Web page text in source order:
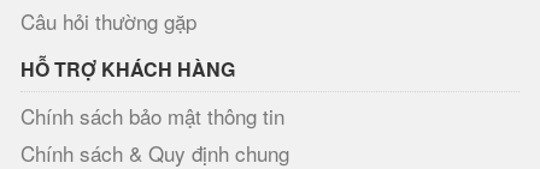
Câu hỏi thường gặp
HỖ TRỢ KHÁCH HÀNG
Chính sách bảo mật thông tin
Chính sách & Quy định chung